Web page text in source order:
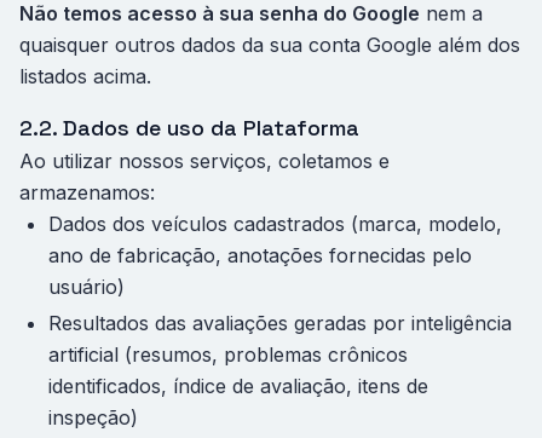
Não temos acesso à sua senha do Google nem a
quaisquer outros dados da sua conta Google além dos
listados acima.
2.2. Dados de uso da Plataforma
Ao utilizar nossos serviços, coletamos e
armazenamos:
Dados dos veículos cadastrados (marca, modelo,
ano de fabricação, anotações fornecidas pelo
usuário)
Resultados das avaliações geradas por inteligência
artificial (resumos, problemas crônicos
identificados, índice de avaliação, itens de
inspeção)